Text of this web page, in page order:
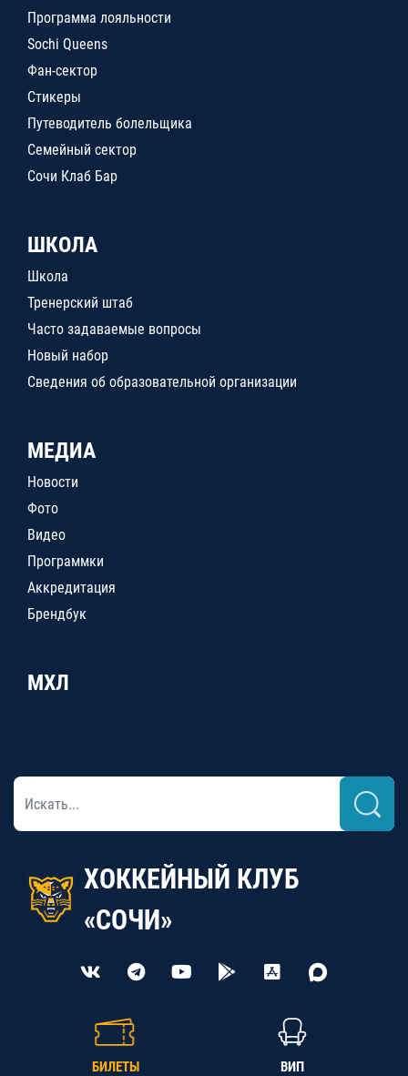
Программа лояльности
Sochi Queens
Фан-сектор
Стикеры
Путеводитель болельщика
Семейный сектор
Сочи Клаб Бар
ШКОЛА
Школа
Тренерский штаб
Часто задаваемые вопросы
Новый набор
Сведения об образовательной организации
МЕДИА
Новости
Фото
Видео
Программки
Аккредитация
Брендбук
МХЛ
ХОККЕЙНЫЙ КЛУБ
«СОЧИ»
БИЛЕТЫ ВИП